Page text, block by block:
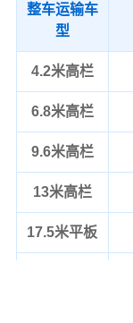
整车运输车
型
4.2米高栏
6.8米高栏
9.6米高栏
13米高栏
17.5米平板